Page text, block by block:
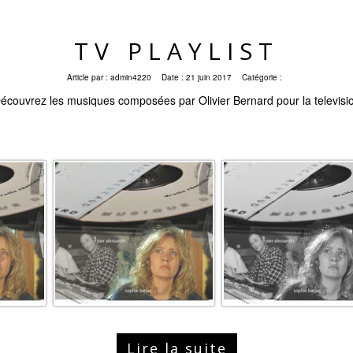
TV PLAYLIST
Article par : admin4220 Date : 21 juin 2017 Catégorie :
les musiques composées par Olivier Bernard pour la
Lire la suite